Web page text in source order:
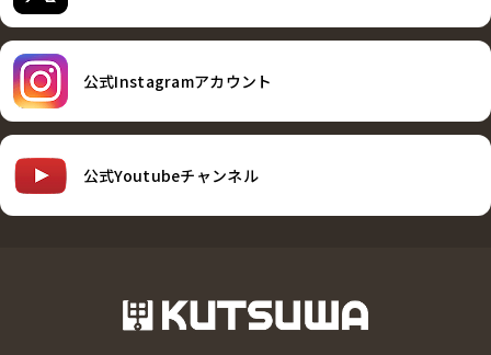
公式Instagramアカウント
公式Youtubeチャンネル